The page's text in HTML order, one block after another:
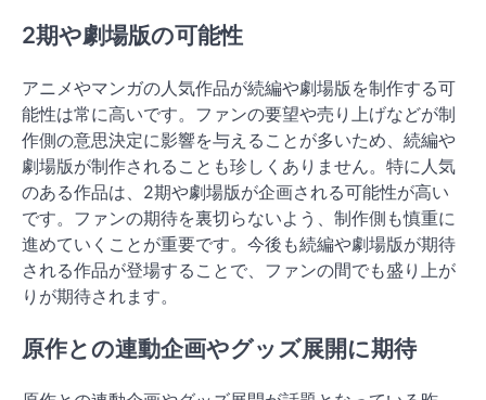
2期や劇場版の可能性
アニメやマンガの人気作品が続編や劇場版を制作する可
能性は常に高いです。ファンの要望や売り上げなどが制
作側の意思決定に影響を与えることが多いため、続編や
劇場版が制作されることも珍しくありません。特に人気
のある作品は、2期や劇場版が企画される可能性が高い
です。ファンの期待を裏切らないよう、制作側も慎重に
進めていくことが重要です。今後も続編や劇場版が期待
される作品が登場することで、ファンの間でも盛り上が
りが期待されます。
原作との連動企画やグッズ展開に期待